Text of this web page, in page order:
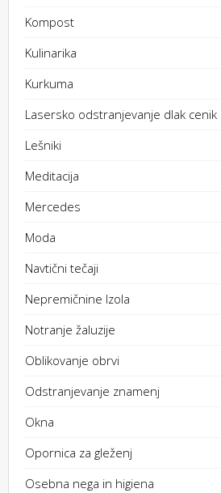
Kompost
Kulinarika
Kurkuma
Lasersko odstranjevanje dlak cenik
Lešniki
Meditacija
Mercedes
Moda
Navtični tečaji
Nepremičnine Izola
Notranje žaluzije
Oblikovanje obrvi
Odstranjevanje znamenj
Okna
Opornica za gleženj
Osebna nega in higiena